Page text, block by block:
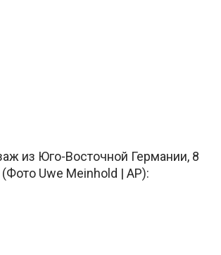
из Юго-Восточной Германии, 8
Uwe Meinhold | AP):